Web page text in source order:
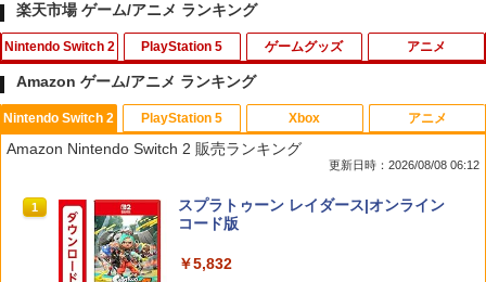
楽天市場 ゲーム/アニメ ランキング
Nintendo Switch 2
1
スプラトゥーン レイダース [Nintendo S
witch 2 専用] 任天堂[ラッピング不可]
PlayStation 5
1
FPS エイム アシストキャップ PS5 PS4
コントローラ 対応 Playstation プレイス
テーション 対戦 APEX cod フォトナ FP
パープル オレンジ シューティングゲー
ム アクションゲーム プレステ プレステ5
ゲームグッズ アニメ
1
【中古】【未使用品】モアナと伝説の海
2 [純正ブルーレイ＋純正ケース]
Amazon ゲーム/アニメ ランキング
Nintendo Switch 2
Amazon Nintendo Switch 2 販売ランキング
更新日時：2026/08/08 06:12
1
スプラトゥーン レイダース|オンライン
コード版
￥5,832
PlayStation 5 Xbox アニメ